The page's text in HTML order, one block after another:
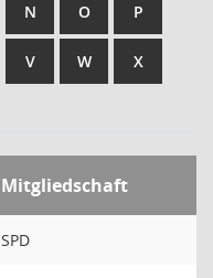
N O P
V W X
Mitgliedschaft
SPD